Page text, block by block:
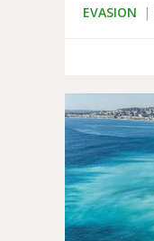
EVASION